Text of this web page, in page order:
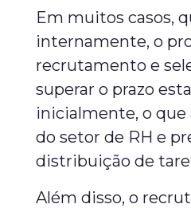
Em muitos casos,
internamente, o
recrutamento e
superar o prazo
inicialmente, o
do setor de RH e
distribuição de
Além disso, o